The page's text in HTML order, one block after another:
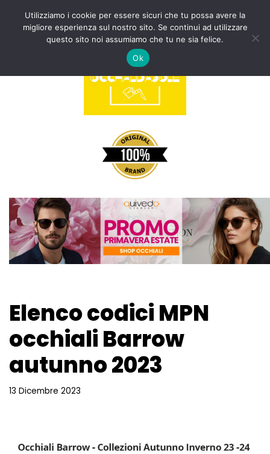
Elenco codici MPN
occhiali Barrow
autunno 2023
13 Dicembre 2023
Utilizziamo i cookie per essere sicuri che tu possa avere la
migliore esperienza sul nostro sito. Se continui ad utilizzare
questo sito noi assumiamo che tu ne sia felice.
Ok